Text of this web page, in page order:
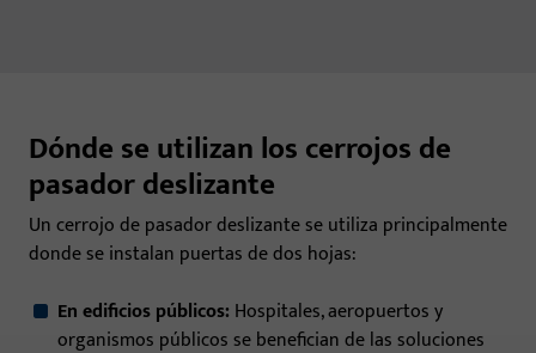
Dónde se utilizan los cerrojos de
pasador deslizante
Un cerrojo de pasador deslizante se utiliza principalmente
donde se instalan puertas de dos hojas:
En edificios públicos: Hospitales, aeropuertos y
organismos públicos se benefician de las soluciones